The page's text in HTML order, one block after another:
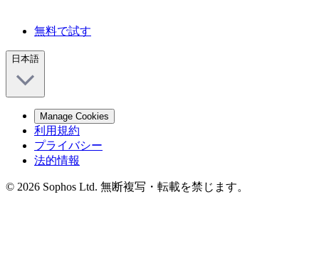
無料で試す
日本語
Manage Cookies
利用規約
プライバシー
法的情報
© 2026 Sophos Ltd. 無断複写・転載を禁じます。